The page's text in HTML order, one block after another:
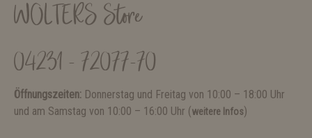
WOLTERS Store
04231 - 72077-70
Öffnungszeiten: Donnerstag und Freitag von 10:00 – 18:00 Uhr
und am Samstag von 10:00 – 16:00 Uhr (weitere Infos)